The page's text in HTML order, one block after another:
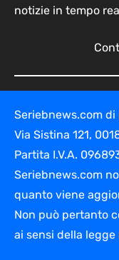
notizie in tempo
Seriebnews.com di
Via Sistina 121,
Partita I.V.A.
Seriebnews.com
quanto viene
Non può pertanto
ai sensi della legge